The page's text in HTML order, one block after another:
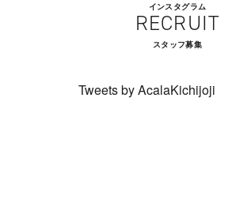
Tweets by AcalaKichijoji
インスタグラム
RECRUIT
スタッフ募集